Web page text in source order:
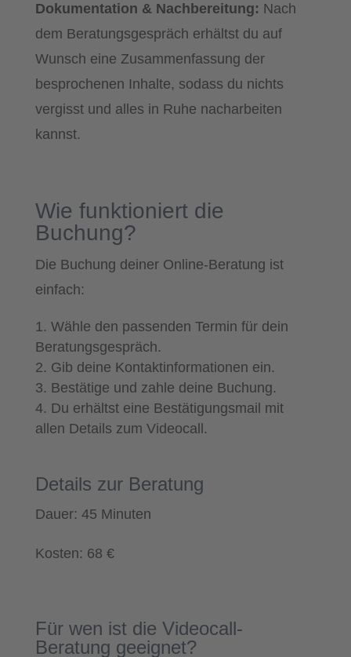
Dokumentation & Nachbereitung: Nach
dem Beratungsgespräch erhältst du auf
Wunsch eine Zusammenfassung der
besprochenen Inhalte, sodass du nichts
vergisst und alles in Ruhe nacharbeiten
kannst.
Wie funktioniert die
Buchung?
Die Buchung deiner Online-Beratung ist
einfach:
Wähle den passenden Termin für dein
Beratungsgespräch.
Gib deine Kontaktinformationen ein.
Bestätige und zahle deine Buchung.
Du erhältst eine Bestätigungsmail mit
allen Details zum Videocall.
Details zur Beratung
Dauer: 45 Minuten
Kosten: 68 €
Für wen ist die Videocall-
Beratung geeignet?